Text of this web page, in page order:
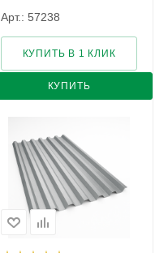
Арт.: 57238
КУПИТЬ
КУПИТЬ В 1 КЛИК